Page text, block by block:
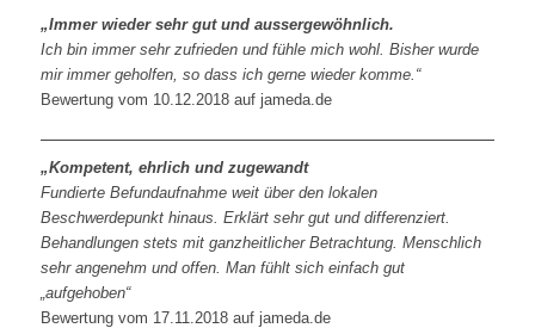
„Immer wieder sehr gut und aussergewöhnlich.
Ich bin immer sehr zufrieden und fühle mich wohl. Bisher wurde
mir immer geholfen, so dass ich gerne wieder komme.“
Bewertung vom 10.12.2018 auf jameda.de
„Kompetent, ehrlich und zugewandt
Fundierte Befundaufnahme weit über den lokalen
Beschwerdepunkt hinaus. Erklärt sehr gut und differenziert.
Behandlungen stets mit ganzheitlicher Betrachtung. Menschlich
sehr angenehm und offen. Man fühlt sich einfach gut
„aufgehoben“
Bewertung vom 17.11.2018 auf jameda.de